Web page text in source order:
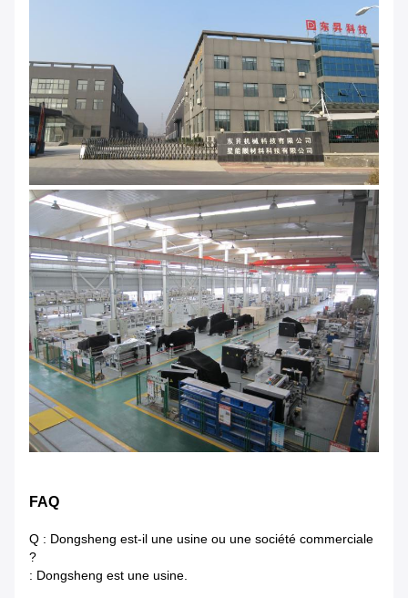
FAQ
Q : Dongsheng est-il une usine ou une société commerciale
?
: Dongsheng est une usine.